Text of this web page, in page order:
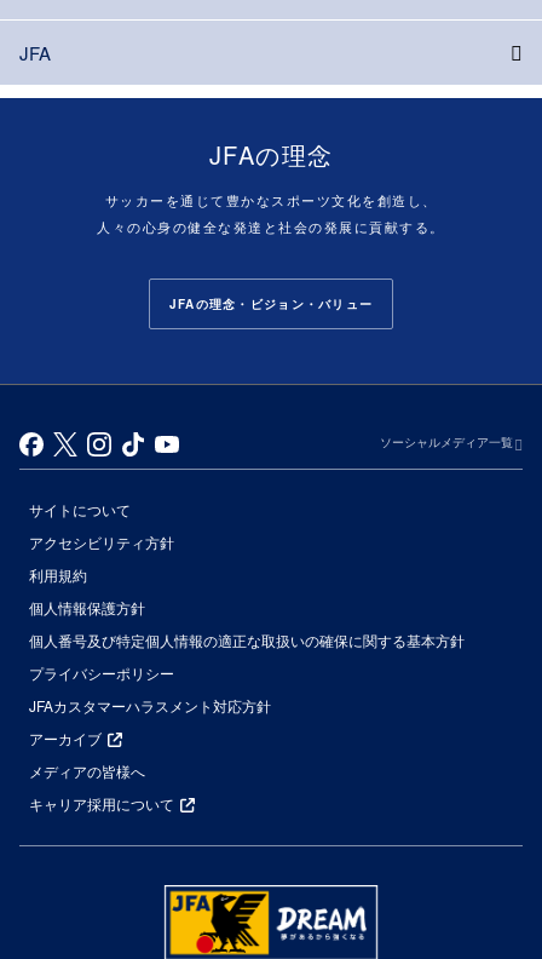
JFA
JFAの理念
サッカーを通じて豊かなスポーツ文化を創造し、
人々の心身の健全な発達と社会の発展に貢献する。
JFAの理念・ビジョン・バリュー
ソーシャルメディア一覧
サイトについて
アクセシビリティ方針
利用規約
個人情報保護方針
個人番号及び特定個人情報の適正な取扱いの確保に関する基本方針
プライバシーポリシー
JFAカスタマーハラスメント対応方針
アーカイブ
メディアの皆様へ
キャリア採用について